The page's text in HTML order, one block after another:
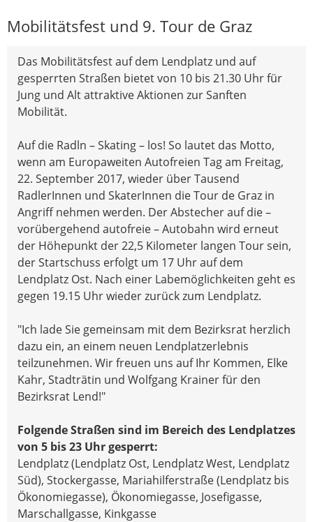
Mobilitätsfest und 9. Tour de Graz
Das Mobilitätsfest auf dem Lendplatz und auf
gesperrten Straßen bietet von 10 bis 21.30 Uhr für
Jung und Alt attraktive Aktionen zur Sanften
Mobilität.
Auf die Radln – Skating – los! So lautet das Motto,
wenn am Europaweiten Autofreien Tag am Freitag,
22. September 2017, wieder über Tausend
RadlerInnen und SkaterInnen die Tour de Graz in
Angriff nehmen werden. Der Abstecher auf die –
vorübergehend autofreie – Autobahn wird erneut
der Höhepunkt der 22,5 Kilometer langen Tour sein,
der Startschuss erfolgt um 17 Uhr auf dem
Lendplatz Ost. Nach einer Labemöglichkeiten geht es
gegen 19.15 Uhr wieder zurück zum Lendplatz.
"Ich lade Sie gemeinsam mit dem Bezirksrat herzlich
dazu ein, an einem neuen Lendplatzerlebnis
teilzunehmen. Wir freuen uns auf Ihr Kommen, Elke
Kahr, Stadträtin und Wolfgang Krainer für den
Bezirksrat Lend!"
Folgende Straßen sind im Bereich des Lendplatzes
von 5 bis 23 Uhr gesperrt:
Lendplatz (Lendplatz Ost, Lendplatz West, Lendplatz
Süd), Stockergasse, Mariahilferstraße (Lendplatz bis
Ökonomiegasse), Ökonomiegasse, Josefigasse,
Marschallgasse, Kinkgasse